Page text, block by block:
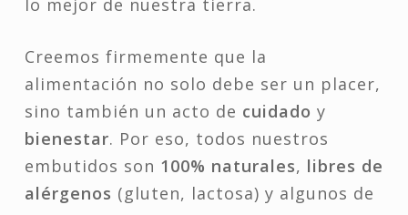
lo mejor de nuestra tierra.
Creemos firmemente que la
alimentación no solo debe ser un placer,
sino también un acto de cuidado y
bienestar. Por eso, todos nuestros
embutidos son 100% naturales, libres de
alérgenos (gluten, lactosa) y algunos de